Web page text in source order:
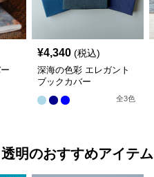
¥4,340 (税込)
深海の色彩 エレガント
ブックカバー
全3色
透明のおすすめアイテム